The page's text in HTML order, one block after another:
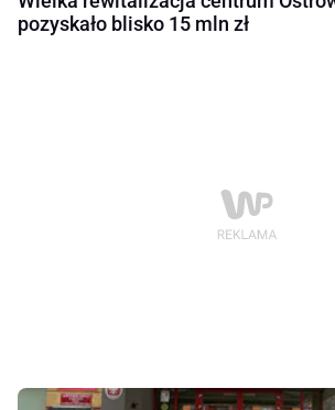
pozyskało blisko 15 mln zł